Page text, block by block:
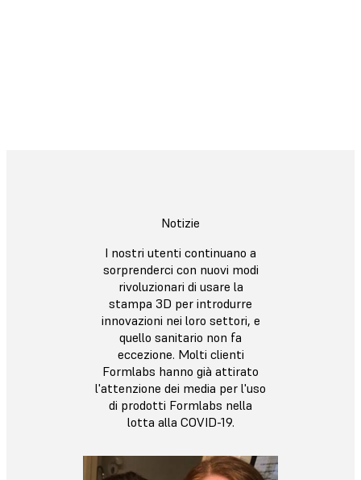
Notizie
I nostri utenti continuano a
sorprenderci con nuovi modi
rivoluzionari di usare la
stampa 3D per introdurre
innovazioni nei loro settori, e
quello sanitario non fa
eccezione. Molti clienti
Formlabs hanno già attirato
l'attenzione dei media per l'uso
di prodotti Formlabs nella
lotta alla COVID-19.